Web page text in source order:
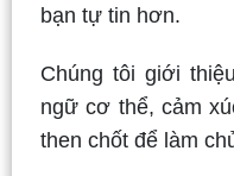
bạn tự tin hơn.
Chúng tôi giới
ngữ cơ thể, cảm
then chốt để làm